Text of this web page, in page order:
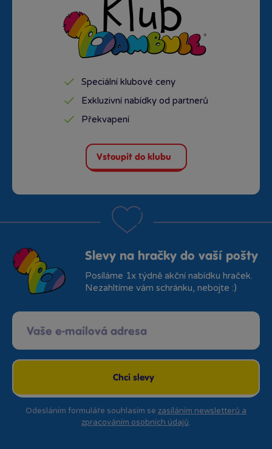
Speciální klubové ceny
Exkluzivní nabídky od partnerů
Překvapení
Vstoupit do klubu
Slevy na hračky do vaší pošty
Posíláme 1x týdně akční nabídku hraček.
Nezahltíme vám schránku, nebojte :)
Chci slevy
Odesláním formuláře souhlasím se zasíláním newsletterů a
zpracováním osobních údajů.